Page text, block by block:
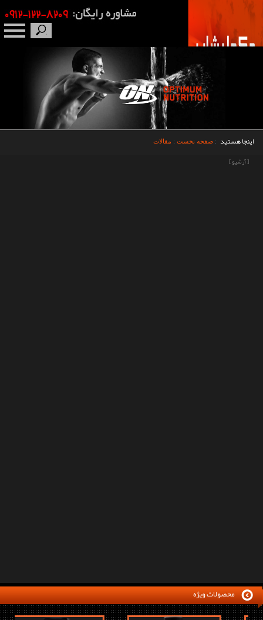
اینجا هستید : صفحه نخست : مقالات
[ آرشیو ]
محصولات ویژه